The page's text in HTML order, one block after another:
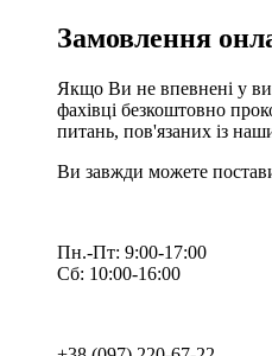
Замовлення
Якщо Ви не впевнені у
фахівці безкоштовно
питань, пов'язаних із
Ви завжди можете
Пн.-Пт: 9:00-17:00
Сб: 10:00-16:00